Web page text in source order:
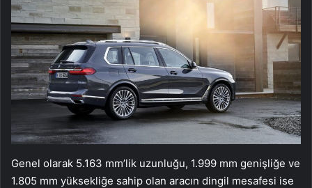
Genel olarak 5.163 mm’lik uzunluğu, 1.999 mm genişliğe ve
1.805 mm yüksekliğe sahip olan aracın dingil mesafesi ise